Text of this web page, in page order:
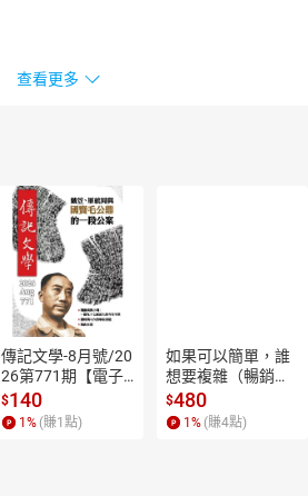
查看更多
傳記文學-8月號/20
26第771期【電子
書】
$140
1 % (賺1 點)
如果可以簡單，誰
想要複雜（暢銷經
典新編版）【電子
書】
$480
1 % (賺4點)